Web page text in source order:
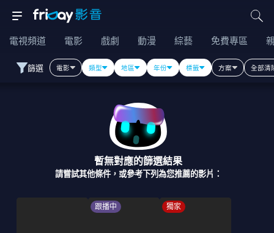
電視頻道 電影 戲劇 動漫 綜藝 免費專區
篩選 電影 類型 地區 年份 標籤 方案 全部清
暫無對應的篩選結果
請嘗試其他條件，或參考下列為您推薦的影片：
跟播中 獨家